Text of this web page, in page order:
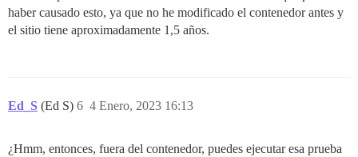
haber causado esto, ya que no he modificado el contenedor antes y
el sitio tiene aproximadamente 1,5 años.
Ed_S (Ed S) 4 Enero, 2023 16:13
6
¿Hmm, entonces, fuera del contenedor, puedes ejecutar esa prueba